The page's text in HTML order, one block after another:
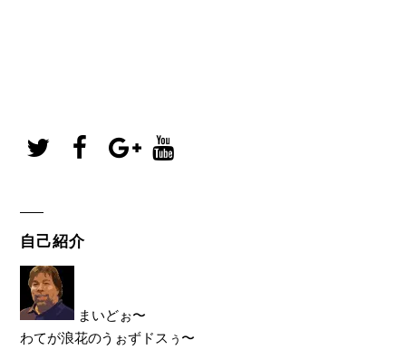
自己紹介
まいどぉ〜
わてが浪花のうぉずドスぅ〜